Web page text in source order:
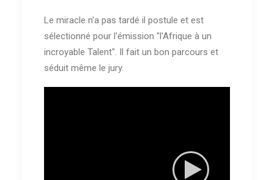
Le miracle n'a pas tardé il postule et est
sélectionné pour l'émission "l'Afrique à un
incroyable Talent". Il fait un bon parcours et
séduit même le jury.